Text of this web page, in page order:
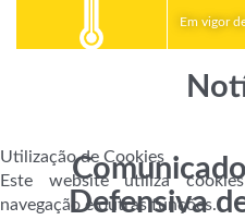
Em vigor
Defensiva
Utilização de Cookies
Este website utiliza
navegação e outras funções.